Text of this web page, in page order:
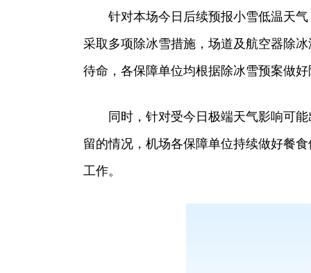
针对本场今日后续预报小雪低温天
采取多项除冰雪措施，场道及航空器除
待命，各保障单位均根据除冰雪预案做
同时，针对受今日极端天气影响可
留的情况，机场各保障单位持续做好餐
工作。